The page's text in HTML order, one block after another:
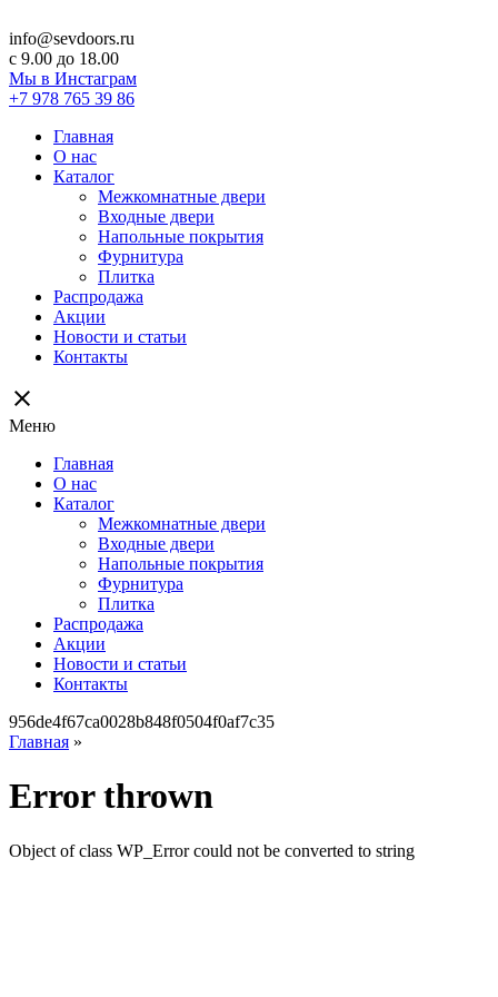
info@sevdoors.ru
c 9.00 до 18.00
Мы в Инстаграм
+7 978 765 39 86
Главная
О нас
Каталог
Межкомнатные двери
Входные двери
Напольные покрытия
Фурнитура
Плитка
Распродажа
Акции
Новости и статьи
Контакты
close
Меню
Главная
О нас
Каталог
Межкомнатные двери
Входные двери
Напольные покрытия
Фурнитура
Плитка
Распродажа
Акции
Новости и статьи
Контакты
956de4f67ca0028b848f0504f0af7c35
Главная »
Error thrown
Object of class WP_Error could not be converted to string